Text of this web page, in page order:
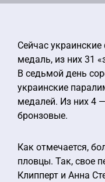
Сейчас
медаль, из них 31
В седьмой день
украинские
медалей. Из них 4
бронзовые.
Как отмечается,
пловцы. Так, свое
Клипперт и Анна